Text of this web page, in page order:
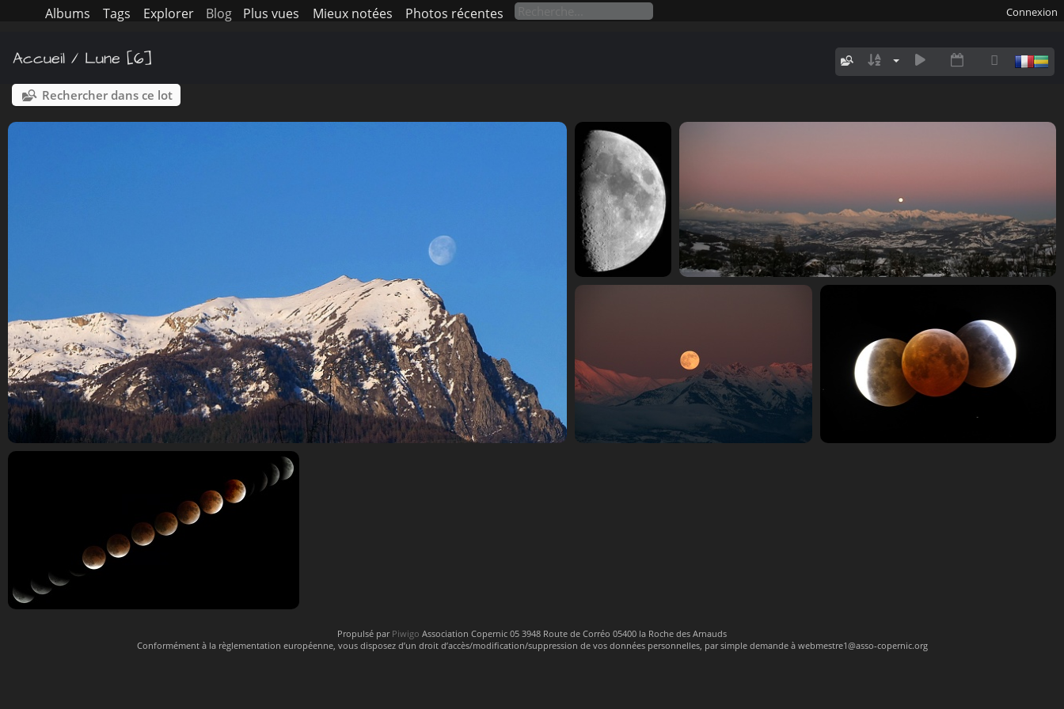
Albums Tags Explorer Blog Plus vues Mieux notées Photos récentes Connexion
Accueil / Lune 6
Rechercher dans ce lot
La lune au lever du soleil sur le Morgon
lune mosaique leverdelune 7
Propulsé par Piwigo Association Copernic 05 3948 Route de Corréo 05400 la Roche des Arnauds
Conformément à la règlementation européenne, vous disposez d’un droit d’accès/modification/suppression de vos données personnelles, par simple demande à webmestre1@asso-copernic.org